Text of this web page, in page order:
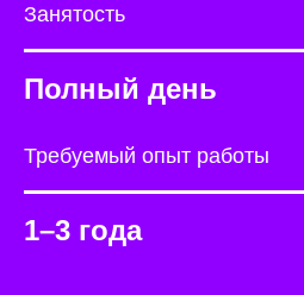
Занятость
Полный день
Требуемый опыт работы
1–3 года